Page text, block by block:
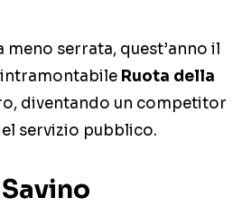
meno serrata, quest’anno il
intramontabile Ruota della
diventando un competitor
servizio pubblico.